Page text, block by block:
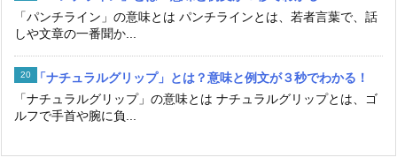
「パンチライン」の意味とは パンチラインとは、若者言葉で、話
しや文章の一番聞か...
「ナチュラルグリップ」とは？意味と例文が３秒でわかる！
「ナチュラルグリップ」の意味とは ナチュラルグリップとは、ゴ
ルフで手首や腕に負...